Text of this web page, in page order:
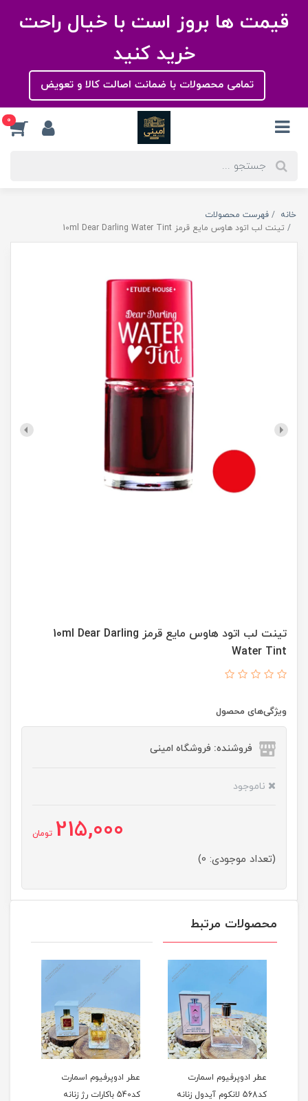
قیمت ها بروز است با خیال راحت
خرید کنید
تمامی محصولات با ضمانت اصالت کالا و تعویض
0
خانه
فهرست محصولات
تینت لب اتود هاوس مایع قرمز 10ml Dear Darling Water Tint
تینت لب اتود هاوس مایع قرمز 10ml Dear Darling
Water Tint
ویژگی‌های محصول
فروشنده: فروشگاه امینی
ناموجود
215,000 تومان
(تعداد موجودی: 0)
محصولات مرتبط
عطر ادوپرفیوم اسمارت
کد568 لانکوم آیدول زنانه
عطر ادوپرفیوم اسمارت
کد540 باکارات رژ زنانه